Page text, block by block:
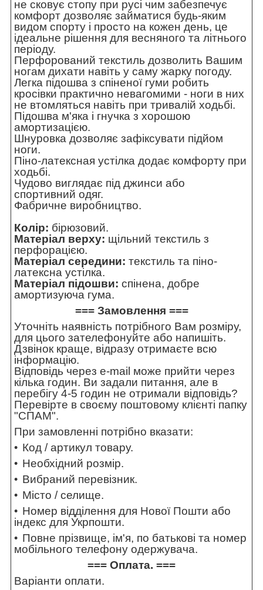
не сковує стопу при русі чим забезпечує
комфорт дозволяє займатися будь-яким
видом спорту і просто на кожен день, це
ідеальне рішення для весняного та літнього
періоду.
Перфорований текстиль дозволить Вашим
ногам дихати навіть у саму жарку погоду.
Легка підошва з спіненої гуми робить
кросівки практично невагомими - ноги в них
не втомляться навіть при тривалій ходьбі.
Підошва м'яка і гнучка з хорошою
амортизацією.
Шнуровка дозволяє зафіксувати підйом
ноги.
Піно-латексная устілка додає комфорту при
ходьбі.
Чудово виглядає під джинси або
спортивний одяг.
Фабричне виробництво.
Колір: бірюзовий.
Матеріал верху: щільний текстиль з
перфорацією.
Матеріал середини: текстиль та піно-
латексна устілка.
Матеріал підошви: спінена, добре
амортизуюча гума.
=== Замовлення ===
Уточніть наявність потрібного Вам розміру,
для цього зателефонуйте або напишіть.
Дзвінок краще, відразу отримаєте всю
інформацію.
Відповідь через e-mail може прийти через
кілька годин. Ви задали питання, але в
перебігу 4-5 годин не отримали відповідь?
Перевірте в своєму поштовому клієнті папку
"СПАМ".
При замовленні потрібно вказати:
Код / артикул товару.
Необхідний розмір.
Вибраний перевізник.
Місто / селище.
Номер відділення для Нової Пошти або
індекс для Укрпошти.
Повне прізвище, ім'я, по батькові та номер
мобільного телефону одержувача.
=== Оплата. ===
Варіанти оплати.